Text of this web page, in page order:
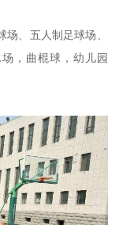
、五人制足球场、
，曲棍球，幼儿园